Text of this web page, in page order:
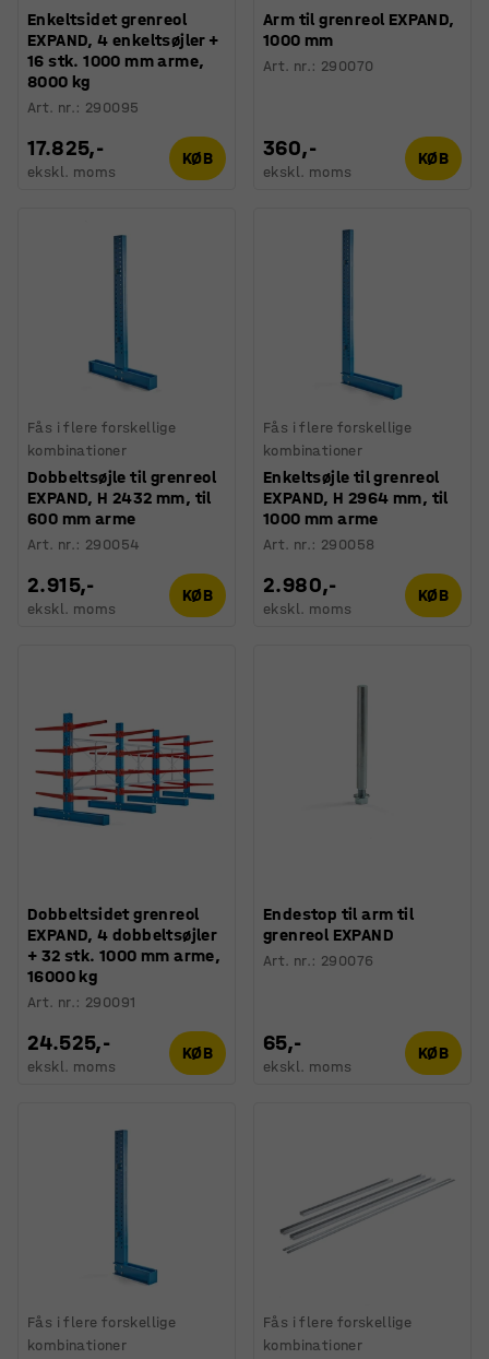
Enkeltsidet grenreol
EXPAND, 4 enkeltsøjler +
16 stk. 1000 mm arme,
8000 kg
Art. nr.: 290095
17.825,-
ekskl. moms
KØB
Arm til grenreol EXPAND,
1000 mm
Art. nr.: 290070
360,-
ekskl. moms
KØB
Fås i flere forskellige
kombinationer
Dobbeltsøjle til grenreol
EXPAND, H 2432 mm, til
600 mm arme
Art. nr.: 290054
2.915,-
ekskl. moms
KØB
Fås i flere forskellige
kombinationer
Enkeltsøjle til grenreol
EXPAND, H 2964 mm, til
1000 mm arme
Art. nr.: 290058
2.980,-
ekskl. moms
KØB
Dobbeltsidet grenreol
EXPAND, 4 dobbeltsøjler
+ 32 stk. 1000 mm arme,
16000 kg
Art. nr.: 290091
24.525,-
ekskl. moms
KØB
Endestop til arm til
grenreol EXPAND
Art. nr.: 290076
65,-
ekskl. moms
KØB
Fås i flere forskellige
kombinationer
Fås i flere forskellige
kombinationer